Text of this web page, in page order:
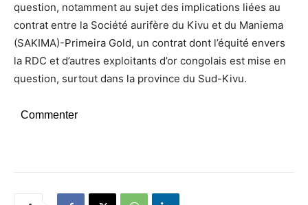
question, notamment au sujet des implications liées au
contrat entre la Société aurifère du Kivu et du Maniema
(SAKIMA)-Primeira Gold, un contrat dont l’équité envers
la RDC et d’autres exploitants d’or congolais est mise en
question, surtout dans la province du Sud-Kivu.
Commenter